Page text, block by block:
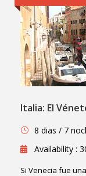
Italia: El
8 dias / 7
Availability :
Si Venecia fue